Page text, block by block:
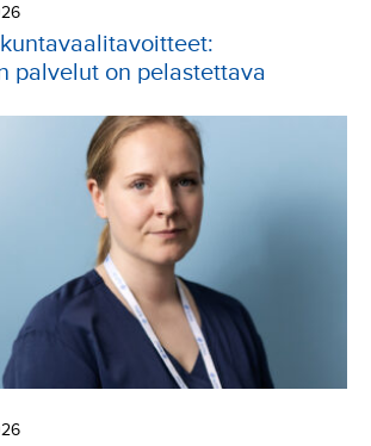
palvelut on pelastettava